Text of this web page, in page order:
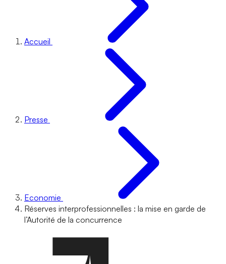
Accueil
Presse
Economie
Réserves interprofessionnelles : la mise en garde de
l’Autorité de la concurrence